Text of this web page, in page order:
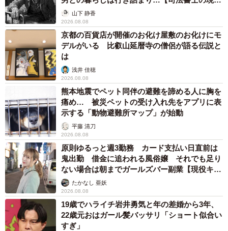
から】山下 静香
2026.08.08
京都の百貨店が開催のお化け屋敷のお化けにモ
デルがいる 比叡山延暦寺の僧侶が語る伝説と
は
浅井 佳穂
2026.08.08
熊本地震でペット同伴の避難を諦める人に胸を
痛め… 被災ペットの受け入れ先をアプリに表
示する「動物避難所マップ」が始動
平藤 清刀
2026.08.08
原則ゆるっと週3勤務 カード支払い日直前は
鬼出勤 借金に追われる風俗嬢 それでも足り
ない場合は朝までガールズバー副業【現役キャ
ストに取材】
たかなし 亜妖
2026.08.08
19歳でハライチ岩井勇気と年の差婚から3年、
22歳元おはガール髪バッサリ「ショート似合い
すぎ」